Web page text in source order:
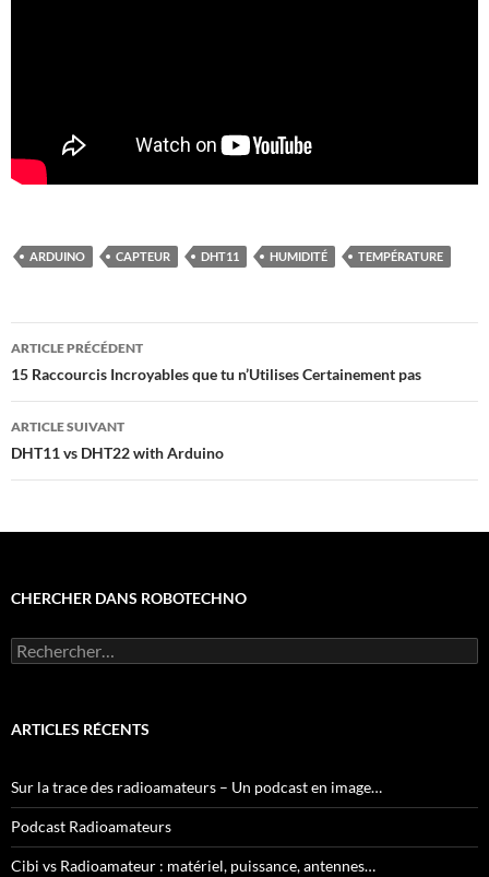
ARDUINO CAPTEUR DHT11 HUMIDITÉ TEMPÉRATURE
Navigation
des
articles
ARTICLE PRÉCÉDENT
15 Raccourcis Incroyables que tu n’Utilises Certainement pas
ARTICLE SUIVANT
DHT11 vs DHT22 with Arduino
CHERCHER DANS ROBOTECHNO
Rechercher :
ARTICLES RÉCENTS
Sur la trace des radioamateurs – Un podcast en image…
Podcast Radioamateurs
Cibi vs Radioamateur : matériel, puissance, antennes…